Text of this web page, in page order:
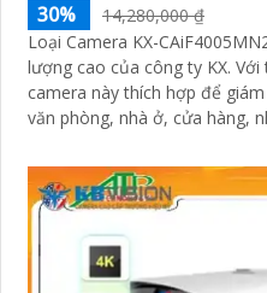
30%
14,280,000 ₫
Loại Camera KX-
lượng cao của công ty KX. Với thiết kế nhỏ gọn và tiện lợi,
camera này thích hợp để
văn phòng, nhà ở, cửa hàng,